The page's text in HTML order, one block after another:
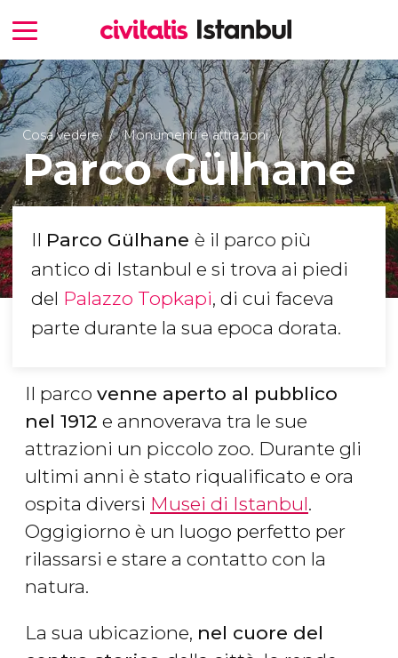
Cosa vedere Monumenti e attrazioni
Parco Gülhane
Il Parco Gülhane è il parco più
antico di Istanbul e si trova ai piedi
del Palazzo Topkapi, di cui faceva
parte durante la sua epoca dorata.
Il parco venne aperto al pubblico
nel 1912 e annoverava tra le sue
attrazioni un piccolo zoo. Durante gli
ultimi anni è stato riqualificato e ora
ospita diversi Musei di Istanbul.
Oggigiorno è un luogo perfetto per
rilassarsi e stare a contatto con la
natura.
La sua ubicazione, nel cuore del